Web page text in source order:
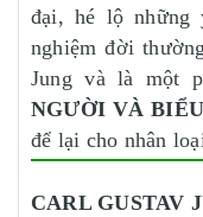
đại, hé lộ những
nghiệm đời
Jung và là một
NGƯỜI VÀ
để lại cho nhân
CARL GUSTAV